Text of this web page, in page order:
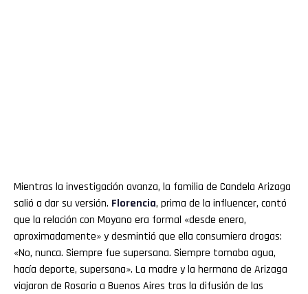
Mientras la investigación avanza, la familia de Candela Arizaga
salió a dar su versión. Florencia, prima de la influencer, contó
que la relación con Moyano era formal «desde enero,
aproximadamente» y desmintió que ella consumiera drogas:
«No, nunca. Siempre fue supersana. Siempre tomaba agua,
hacía deporte, supersana». La madre y la hermana de Arizaga
viajaron de Rosario a Buenos Aires tras la difusión de las